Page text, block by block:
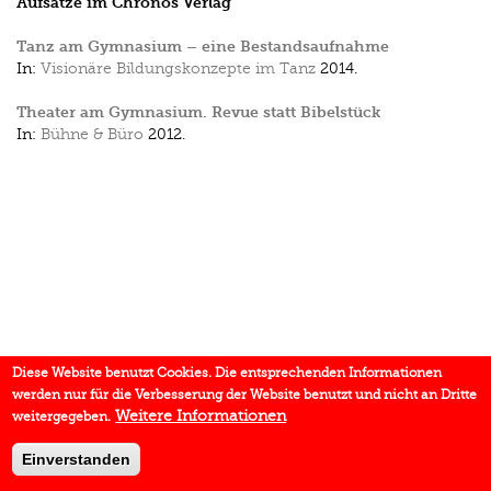
Tanz am Gymnasium – eine Bestandsaufnahme
In: Visionäre Bildungskonzepte im Tanz 2014.
Theater am Gymnasium. Revue statt Bibelstück
In: Bühne & Büro 2012.
Diese Website benutzt Cookies. Die entsprechenden Informationen
werden nur für die Verbesserung der Website benutzt und nicht an Dritte
weitergegeben. Weitere Informationen
Einverstanden